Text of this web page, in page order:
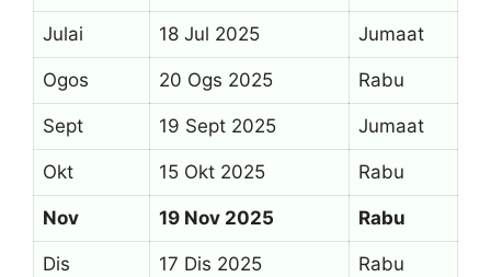
Julai 18 Jul 2025 Jumaat
Ogos 20 Ogs 2025 Rabu
Sept 19 Sept 2025 Jumaat
Okt 15 Okt 2025 Rabu
Nov 19 Nov 2025 Rabu
Dis 17 Dis 2025 Rabu